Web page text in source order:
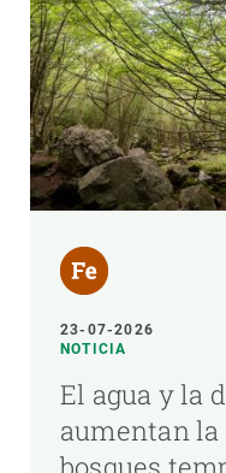
23-07-2026
NOTICIA
El agua y la
aumentan